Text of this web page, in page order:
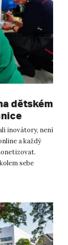
dětském
inovátory, není
a každý
sebe